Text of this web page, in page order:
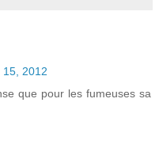
2012
que pour les fumeuses sa